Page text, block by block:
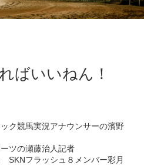
ばいいねん！
ク競馬実況アナウンサーの濱野
ツの瀬藤治人記者
SKNフラッシュ８メンバー彩月